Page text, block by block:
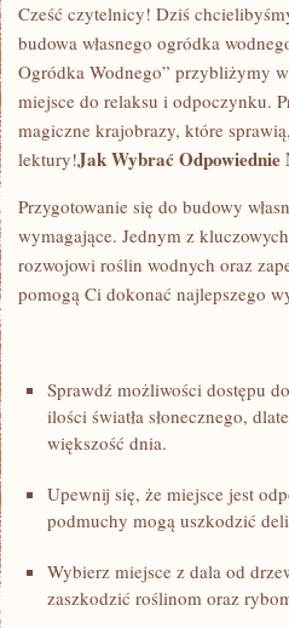
OGRÓDKA
WODNEGO
Cześć czytelnicy! Dziś
budowa własnego ogródka
Ogródka Wodnego”‌ przybliżymy
miejsce do relaksu i​ odpoczynku.
‌magiczne⁤ krajobrazy, które
lektury!Jak Wybrać
Przygotowanie ‌się do budowy
⁤wymagające.⁤ Jednym z
rozwojowi ⁤roślin wodnych oraz
pomogą Ci‍ dokonać najlepszego
Sprawdź‌ możliwości dostępu
ilości światła słonecznego,
⁣większość‌ dnia.
Upewnij⁣ się, ⁢że miejsce jest
podmuchy mogą uszkodzić
Wybierz miejsce z ‌dala od
⁤zaszkodzić roślinom oraz